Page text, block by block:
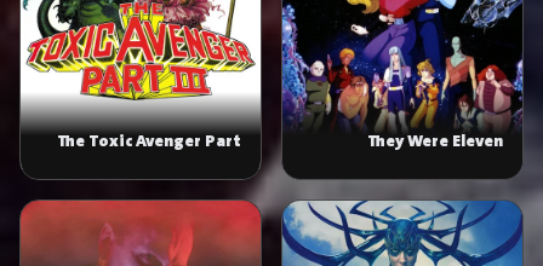
They Were Eleven
The Toxic Avenger Part
of Toxie